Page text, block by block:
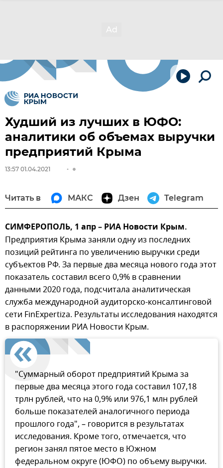
Худший из лучших в ЮФО:
аналитики об объемах выручки
предприятий Крыма
13:57 01.04.2021
Читать в МАКС Дзен Telegram
СИМФЕРОПОЛЬ, 1 апр – РИА Новости Крым.
Предприятия Крыма заняли одну из последних
позиций рейтинга по увеличению выручки среди
субъектов РФ. За первые два месяца нового года этот
показатель составил всего 0,9% в сравнении
данными 2020 года, подсчитала аналитическая
служба международной аудиторско-консалтинговой
сети FinExpertiza. Результаты исследования находятся
в распоряжении РИА Новости Крым.
"Суммарный оборот предприятий Крыма за
первые два месяца этого года составил 107,18
трлн рублей, что на 0,9% или 976,1 млн рублей
больше показателей аналогичного периода
прошлого года", – говорится в результатах
исследования. Кроме того, отмечается, что
регион занял пятое место в Южном
федеральном округе (ЮФО) по объему выручки.